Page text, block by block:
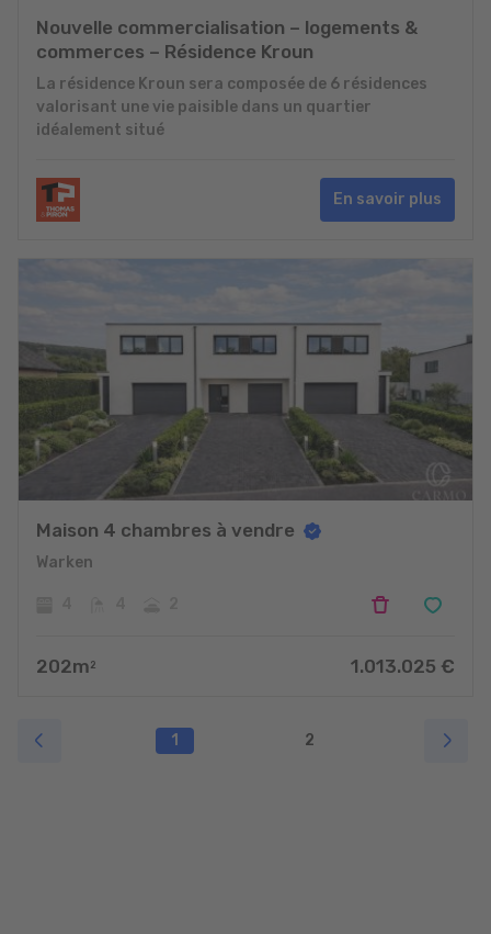
Nouvelle commercialisation – logements &
commerces – Résidence Kroun
La résidence Kroun sera composée de 6 résidences
valorisant une vie paisible dans un quartier
idéalement situé
En savoir plus
Maison 4 chambres à vendre
Warken
202m 2 1.013.025 €
1 2